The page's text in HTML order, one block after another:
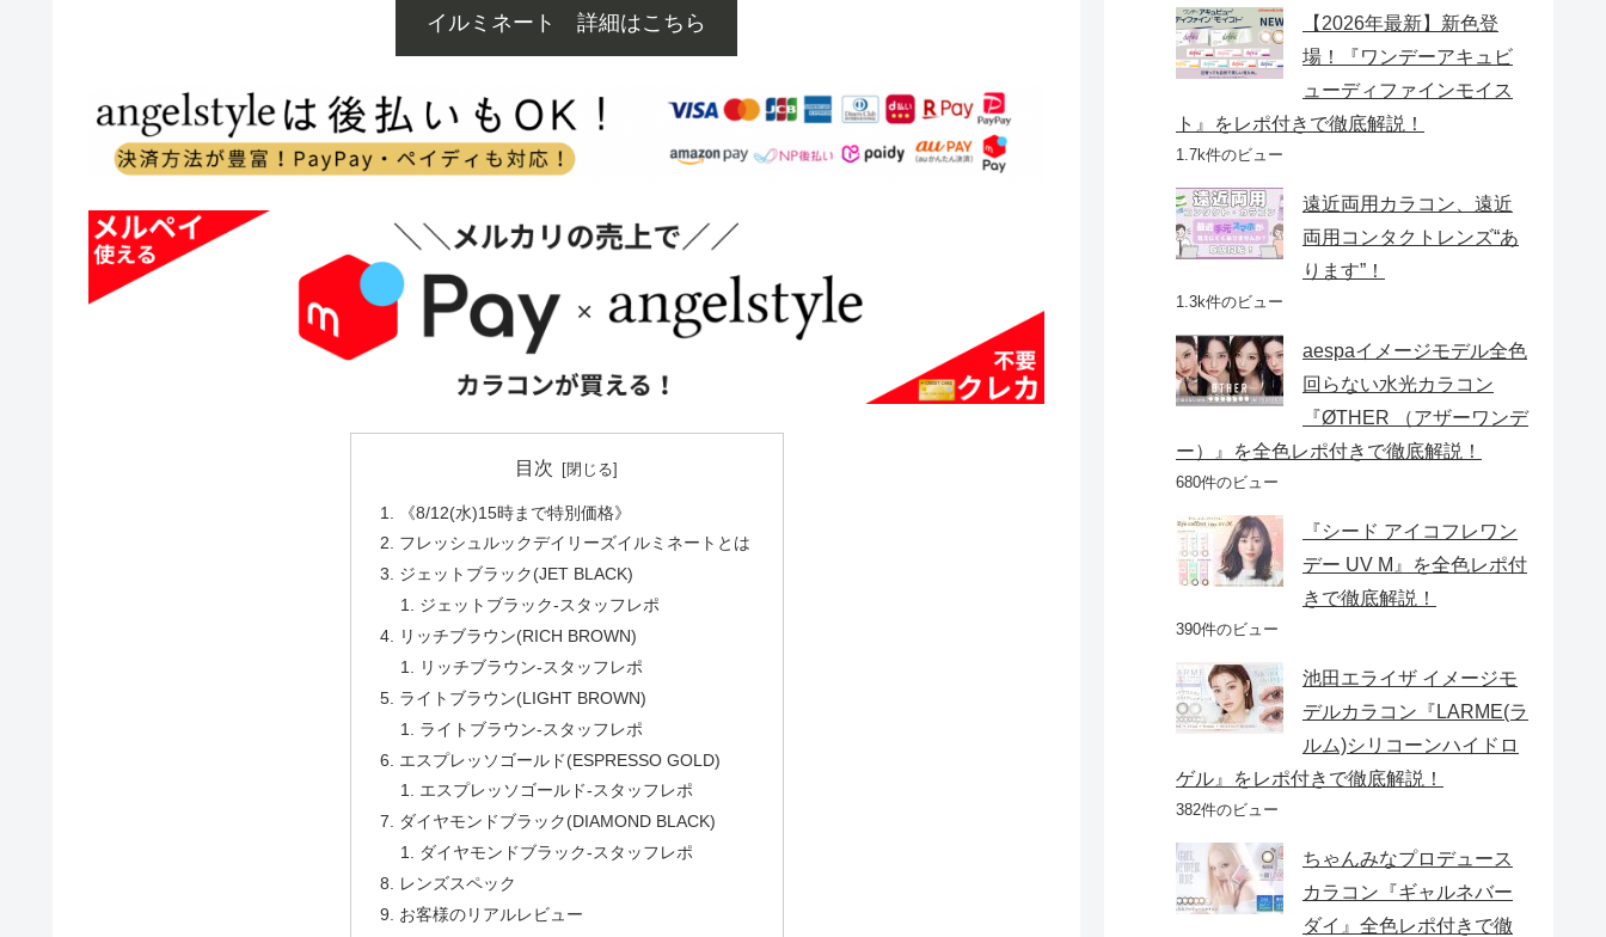
イルミネート 詳細はこちら
目次
《8/12(水)15時まで特別価格》
フレッシュルックデイリーズイルミネートとは
ジェットブラック(JET BLACK)
ジェットブラック-スタッフレポ
リッチブラウン(RICH BROWN)
リッチブラウン-スタッフレポ
ライトブラウン(LIGHT BROWN)
ライトブラウン-スタッフレポ
エスプレッソゴールド(ESPRESSO GOLD)
エスプレッソゴールド-スタッフレポ
ダイヤモンドブラック(DIAMOND BLACK)
ダイヤモンドブラック-スタッフレポ
レンズスペック
お客様のリアルレビュー
【2026年最新】新色登
場！『ワンデーアキュビ
ューディファインモイス
ト』をレポ付きで徹底解説！
1.7k件のビュー
遠近両用カラコン、遠近
両用コンタクトレンズ“あ
ります”！
1.3k件のビュー
aespaイメージモデル全色
回らない水光カラコン
『ØTHER （アザーワンデ
ー）』を全色レポ付きで徹底解説！
680件のビュー
『シード アイコフレワン
デー UV M』を全色レポ付
きで徹底解説！
390件のビュー
池田エライザ イメージモ
デルカラコン『LARME(ラ
ルム)シリコーンハイドロ
ゲル』をレポ付きで徹底解説！
382件のビュー
ちゃんみなプロデュース
カラコン『ギャルネバー
ダイ』全色レポ付きで徹